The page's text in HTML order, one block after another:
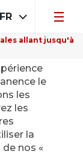
FR
allant jusqu'à
des
le
les
les
la
nos «